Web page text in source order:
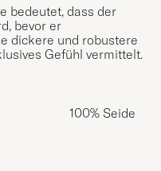
bedeutet, dass der
bevor er
dickere und robustere
Gefühl vermittelt.
100% Seide